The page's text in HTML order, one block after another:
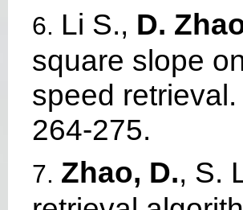
6. Li S., D.
square slope
speed retrieval.
264-275.
7. Zhao, D., S.